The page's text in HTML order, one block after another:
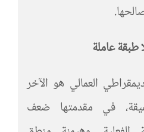
طبقة عاملة
العمالي هو الآخر
في مقدمتها ضعف